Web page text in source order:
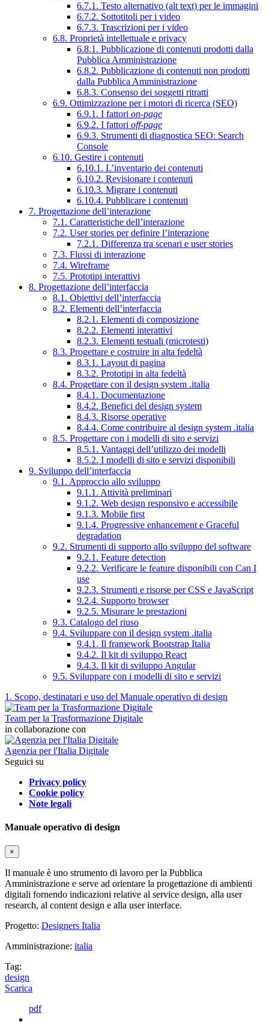
6.7.1. Testo alternativo (alt text) per le immagini
6.7.2. Sottotitoli per i video
6.7.3. Trascrizioni per i video
6.8. Proprietà intellettuale e privacy
6.8.1. Pubblicazione di contenuti prodotti dalla
Pubblica Amministrazione
6.8.2. Pubblicazione di contenuti non prodotti
dalla Pubblica Amministrazione
6.8.3. Consenso dei soggetti ritratti
6.9. Ottimizzazione per i motori di ricerca (SEO)
6.9.1. I fattori on-page
6.9.2. I fattori off-page
6.9.3. Strumenti di diagnostica SEO: Search
Console
6.10. Gestire i contenuti
6.10.1. L’inventario dei contenuti
6.10.2. Revisionare i contenuti
6.10.3. Migrare i contenuti
6.10.4. Pubblicare i contenuti
7. Progettazione dell’interazione
7.1. Caratteristiche dell’interazione
7.2. User stories per definire l’interazione
7.2.1. Differenza tra scenari e user stories
7.3. Flussi di interazione
7.4. Wireframe
7.5. Prototipi interattivi
8. Progettazione dell’interfaccia
8.1. Obiettivi dell’interfaccia
8.2. Elementi dell’interfaccia
8.2.1. Elementi di composizione
8.2.2. Elementi interattivi
8.2.3. Elementi testuali (microtesti)
8.3. Progettare e costruire in alta fedeltà
8.3.1. Layout di pagina
8.3.2. Prototipi in alta fedeltà
8.4. Progettare con il design system .italia
8.4.1. Documentazione
8.4.2. Benefici del design system
8.4.3. Risorse operative
8.4.4. Come contribuire al design system .italia
8.5. Progettare con i modelli di sito e servizi
8.5.1. Vantaggi dell’utilizzo dei modelli
8.5.2. I modelli di sito e servizi disponibili
9. Sviluppo dell’interfaccia
9.1. Approccio allo sviluppo
9.1.1. Attività preliminari
9.1.2. Web design responsivo e accessibile
9.1.3. Mobile first
9.1.4. Progressive enhancement e Graceful
degradation
9.2. Strumenti di supporto allo sviluppo del software
9.2.1. Feature detection
9.2.2. Verificare le feature disponibili con Can I
use
9.2.3. Strumenti e risorse per CSS e JavaScript
9.2.4. Supporto browser
9.2.5. Misurare le prestazioni
9.3. Catalogo del riuso
9.4. Sviluppare con il design system .italia
9.4.1. Il framework Bootstrap Italia
9.4.2. Il kit di sviluppo React
9.4.3. Il kit di sviluppo Angular
9.5. Sviluppare con i modelli di sito e servizi
1. Scopo, destinatari e uso del Manuale operativo di design
Team per la Trasformazione Digitale
in collaborazione con
Agenzia per l'Italia Digitale
Seguici su
Privacy policy
Cookie policy
Note legali
Manuale operativo di design
×
Il manuale è uno strumento di lavoro per la Pubblica
Amministrazione e serve ad orientare la progettazione di ambienti
digitali fornendo indicazioni relative al service design, alla user
research, al content design e alla user interface.
Progetto: Designers Italia
Amministrazione: italia
Tag:
design
Scarica
pdf